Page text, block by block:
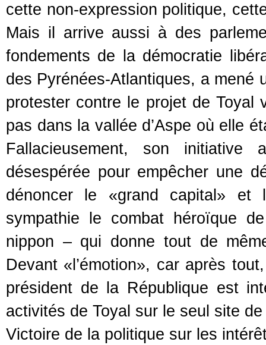
cette non-expression politique,
Mais il arrive aussi à des
fondements de la démocratie
des Pyrénées-Atlantiques, a mené
protester contre le projet de Toyal
pas dans la vallée d’Aspe où elle
Fallacieusement, son
désespérée pour empêcher une
dénoncer le «grand capital» et
sympathie le combat héroïque
nippon – qui donne tout de
Devant «l’émotion», car après
président de la République est
activités de Toyal sur le seul site de
Victoire de la politique sur les